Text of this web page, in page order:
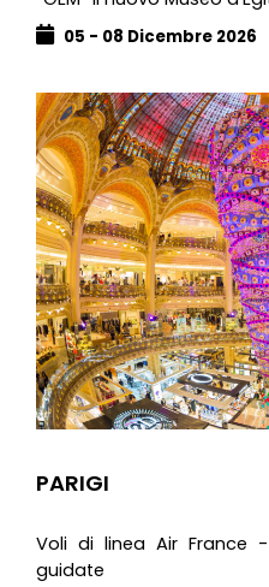
05 - 08 Dicembre 2026
PARIGI
Voli di linea Air France
guidate